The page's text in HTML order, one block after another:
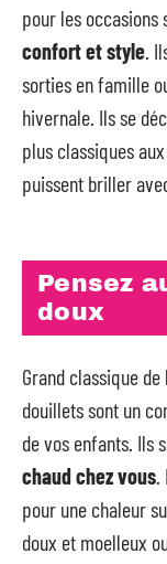
pour les occasions
confort et style.
sorties en famille
hivernale. Ils se
plus classiques
puissent briller
Pensez
doux
Grand classique
douillets sont un
de vos enfants. Ils
chaud chez vous.
pour une chaleur
doux et moelleux